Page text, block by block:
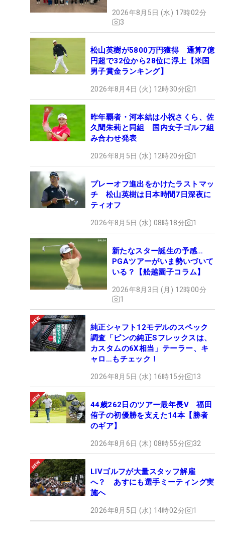
2026年8月5日 (水) 17時02分
3
松山英樹が5800万円獲得 通算7億
円超で32位から28位に浮上【米国
男子賞金ランキング】
2026年8月4日 (火) 12時30分 1
昨年覇者・河本結は小祝さくら、佐
久間朱莉と同組 国内女子ゴルフ組
み合わせ発表
2026年8月5日 (水) 12時20分 1
プレーオフ進出をかけたラストマッ
チ 松山英樹は日本時間7日深夜に
ティオフ
2026年8月5日 (水) 08時18分 1
新たなスター誕生の予感…
PGAツアーがいま勢いづいて
いる？【舩越園子コラム】
2026年8月3日 (月) 12時00分
1
純正シャフト12モデルのスペック
調査「ピンの純正Sフレックスは、
カスタムの6X相当」テーラー、キ
ャロ…もチェック！
2026年8月5日 (水) 16時15分 13
44歳262日のツアー最年長V 福田
侑子の初優勝を支えた14本【勝者
のギア】
2026年8月6日 (木) 08時55分 32
LIVゴルフが大量スタッフ解雇
へ？ あすにも選手ミーティング実
施へ
2026年8月5日 (水) 14時02分 1